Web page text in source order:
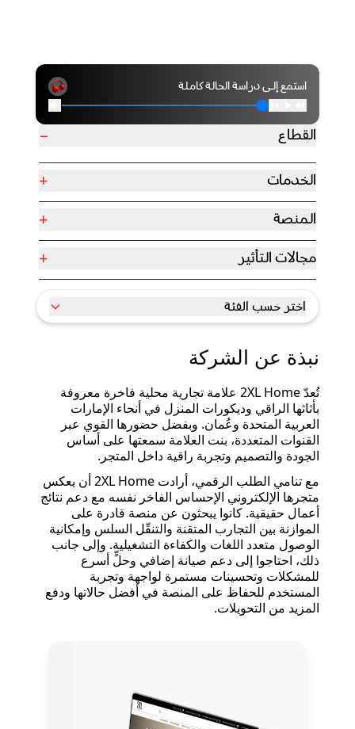
استمع إلى دراسة الحالة كاملة
القطاع −
الخدمات +
المنصة +
مجالات التأثير +
نبذة عن الشركة
تُعدّ 2XL Home علامة تجارية محلية فاخرة معروفة
بأثاثها الراقي وديكورات المنزل في أنحاء الإمارات
العربية المتحدة وعُمان. وبفضل حضورها القوي عبر
القنوات المتعددة، بنت العلامة سمعتها على أساس
الجودة والتصميم وتجربة راقية داخل المتجر.
مع تنامي الطلب الرقمي، أرادت 2XL Home أن يعكس
متجرها الإلكتروني الإحساس الفاخر نفسه مع دعم نتائج
أعمال حقيقية. كانوا يبحثون عن منصة قادرة على
الموازنة بين التجارب المتقنة والتنقّل السلس وإمكانية
الوصول متعدد اللغات والكفاءة التشغيلية. وإلى جانب
ذلك، احتاجوا إلى دعم صيانة إضافي وحلٍّ أسرع
للمشكلات وتحسينات مستمرة لواجهة وتجربة
المستخدم للحفاظ على المنصة في أفضل حالاتها ودفع
المزيد من التحويلات.
اختر حسب الفئة